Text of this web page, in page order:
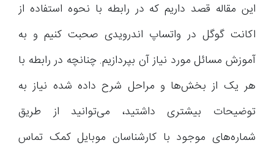
این مقاله قصد داریم که در رابطه با نحوه استفاده از
اکانت گوگل در واتساپ اندرویدی صحبت کنیم و به
آموزش مسائل مورد نیاز آن بپردازیم. چنانچه در رابطه با
هر یک از بخش‌ها و مراحل شرح داده شده نیاز به
توضیحات بیشتری داشتید، می‌توانید از طریق
شماره‌های موجود با کارشناسان موبایل کمک تماس